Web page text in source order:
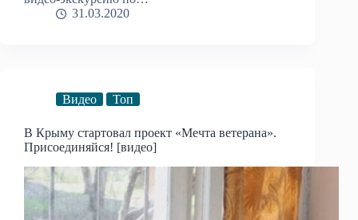
31.03.2020
Видео Топ
В Крыму стартовал проект «Мечта ветерана».
Присоединяйся! [видео]